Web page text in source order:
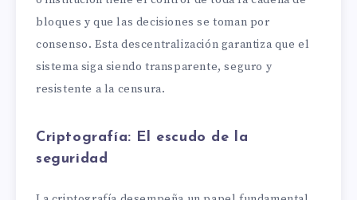
bloques y que las decisiones se toman por
consenso. Esta descentralización garantiza que el
sistema siga siendo transparente, seguro y
resistente a la censura.
Criptografía: El escudo de la
seguridad